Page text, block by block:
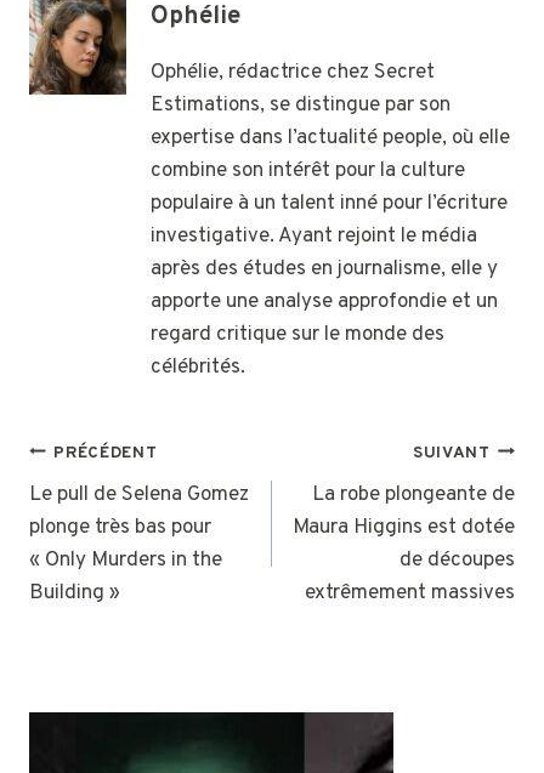
Ophélie
Ophélie, rédactrice chez Secret
Estimations, se distingue par son
expertise dans l’actualité people, où elle
combine son intérêt pour la culture
populaire à un talent inné pour l’écriture
investigative. Ayant rejoint le média
après des études en journalisme, elle y
apporte une analyse approfondie et un
regard critique sur le monde des
célébrités.
NAVIGATION
DE
L’ARTICLE
PRÉCÉDENT
Le pull de Selena Gomez
plonge très bas pour
« Only Murders in the
Building »
SUIVANT
La robe plongeante de
Maura Higgins est dotée
de découpes
extrêmement massives